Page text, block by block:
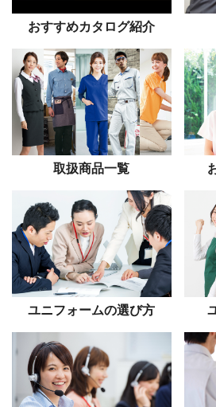
おすすめカタログ紹介
取扱商品一覧
ユニフォームの選び方